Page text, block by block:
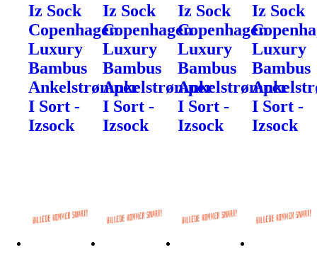
Iz Sock
Copenhagen
Luxury
Bambus
Ankelstrømper
I Sort -
Izsock
Iz Sock
Copenhagen
Luxury
Bambus
Ankelstrømper
I Sort -
Izsock
Iz Sock
Copenhagen
Luxury
Bambus
Ankelstrømper
I Sort -
Izsock
Iz Sock
Luxury
Bambus
I Sort -
Izsock